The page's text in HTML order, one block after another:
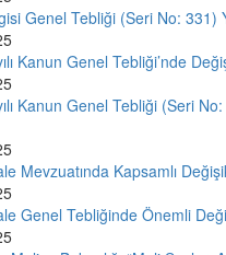
Genel Tebliği (Seri No: 331)
Kanun Genel Tebliği’nde
Kanun Genel Tebliği (Seri
Mevzuatında Kapsamlı
Genel Tebliğinde Önemli